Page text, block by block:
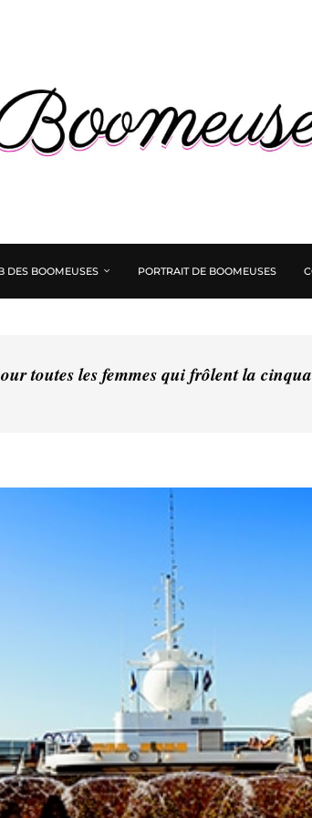
DES BOOMEUSES PORTRAIT DE BOOMEUSES
toutes les femmes qui frôlent la